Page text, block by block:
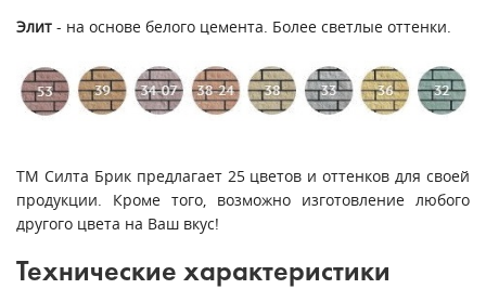
Элит - на основе белого цемента. Более светлые оттенки.
ТМ Силта Брик предлагает 25 цветов и оттенков для своей
продукции. Кроме того, возможно изготовление любого
другого цвета на Ваш вкус!
Технические характеристики